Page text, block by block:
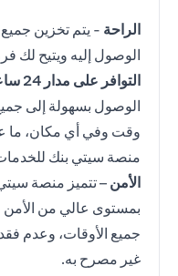
الراحة - يتم تخزين
الوصول إليه ويتيح لك
التوافر على مدار 24 ساعة طيلة أيام الأسبوع
الوصول بسهولة إلى
وقت وفي أي مكان، ما
منصة سيتي بنك
الأمن – تتميز منصة
بمستوى عالي من الأمن
جميع الأوقات، وعدم
غير مصرح به.